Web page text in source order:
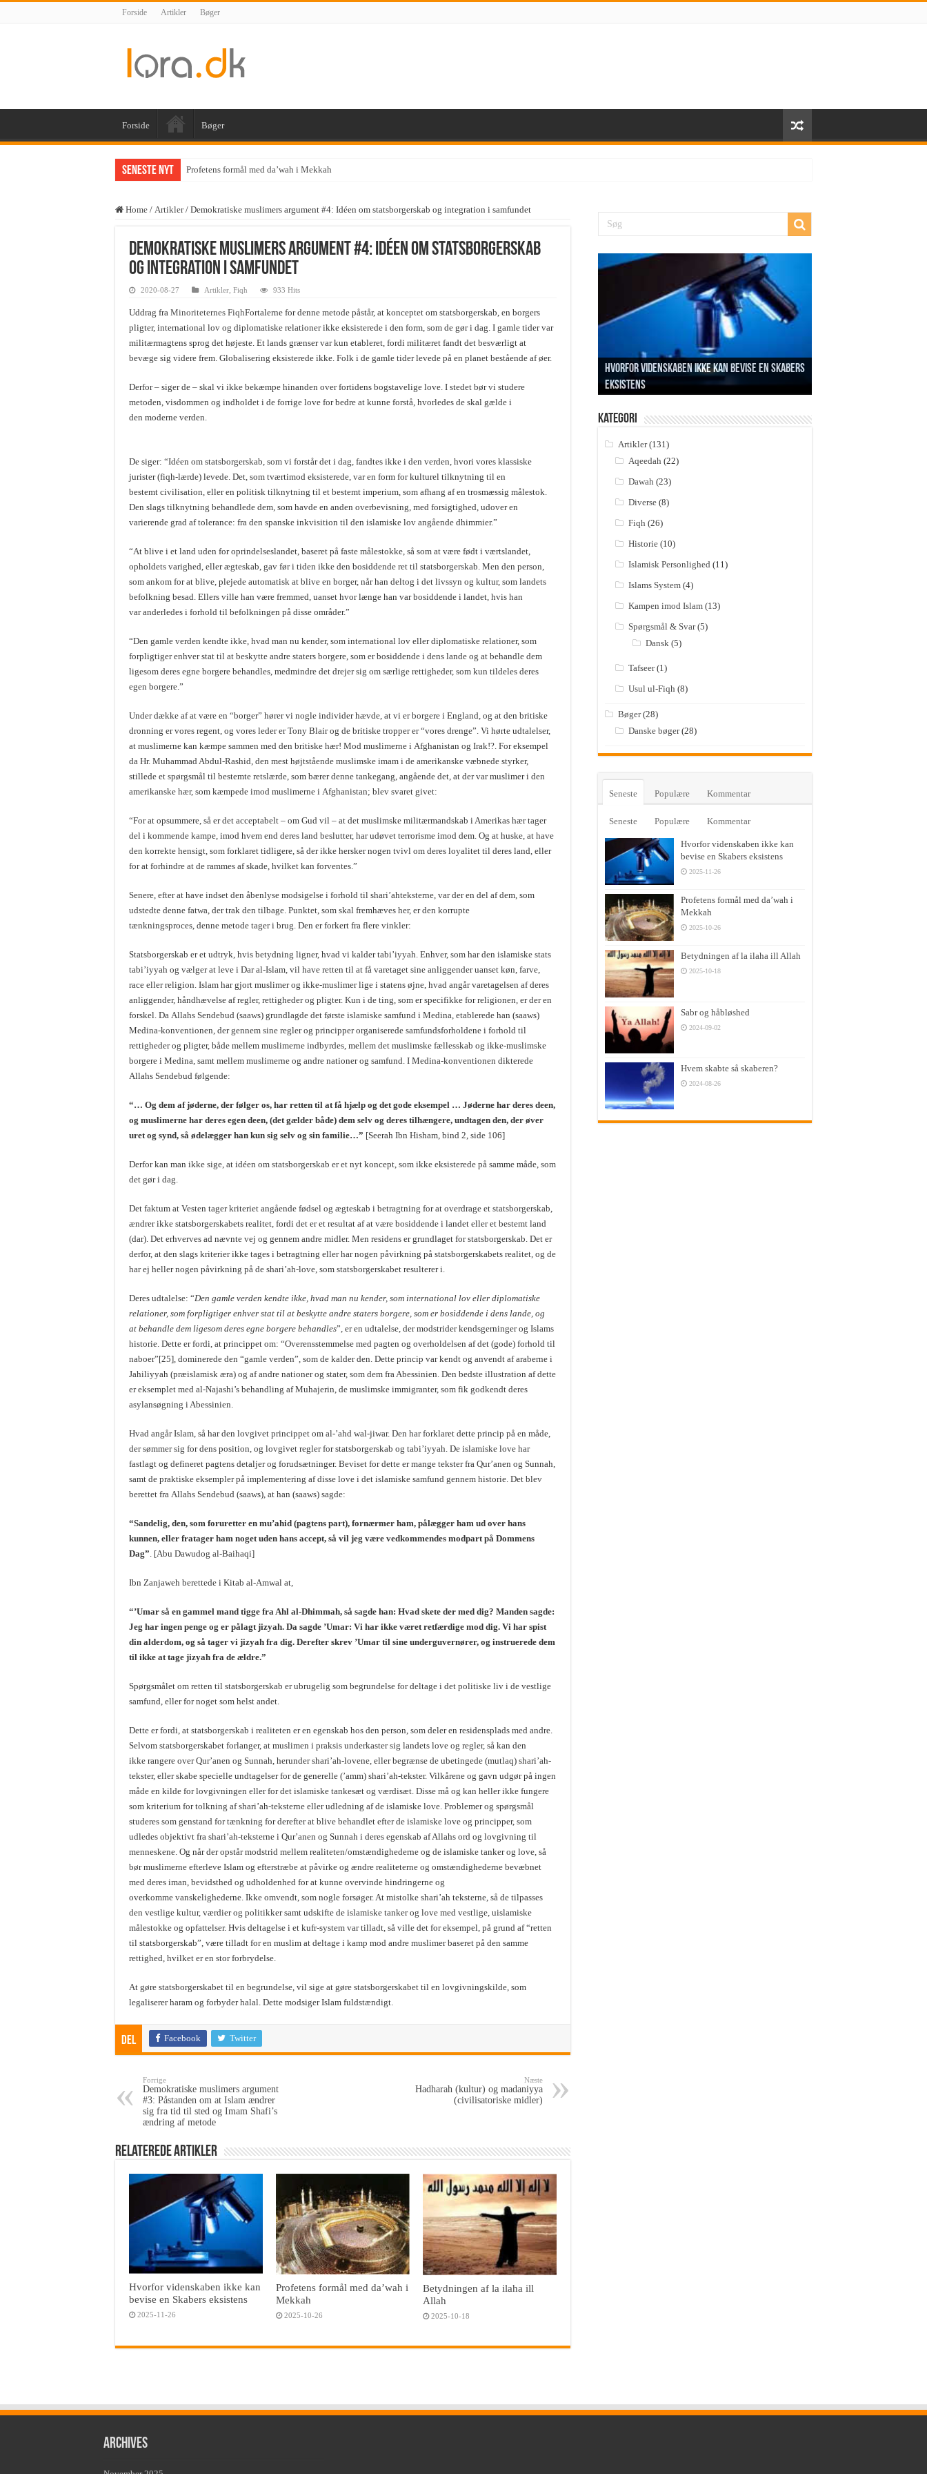
Forside Artikler Bøger
Forside Bøger
Seneste nyt Betydningen af la i
Home / Artikler / Demokratiske muslimers argument #4: Idéen om statsborgerskab og integration i samfundet
Demokratiske muslimers argument #4: Idéen om statsborgerskab
og integration i samfundet
2020-08-27 Artikler Fiqh 933 Hits
Uddrag fra Minoriteternes FiqhFortalerne for denne metode påstår, at konceptet om statsborgerskab, en borgers
pligter, international lov og diplomatiske relationer ikke eksisterede i den form, som de gør i dag. I gamle tider var
militærmagtens sprog det højeste. Et lands grænser var kun etableret, fordi militæret fandt det besværligt at
bevæge sig videre frem. Globalisering eksisterede ikke. Folk i de gamle tider levede på en planet bestående af øer.
Derfor – siger de – skal vi ikke bekæmpe hinanden over fortidens bogstavelige love. I stedet bør vi studere
metoden, visdommen og indholdet i de forrige love for bedre at kunne forstå, hvorledes de skal gælde i
den moderne verden.
De siger: “Idéen om statsborgerskab, som vi forstår det i dag, fandtes ikke i den verden, hvori vores klassiske
jurister (fiqh-lærde) levede. Det, som tværtimod eksisterede, var en form for kulturel tilknytning til en
bestemt civilisation, eller en politisk tilknytning til et bestemt imperium, som afhang af en trosmæssig målestok.
Den slags tilknytning behandlede dem, som havde en anden overbevisning, med forsigtighed, udover en
varierende grad af tolerance: fra den spanske inkvisition til den islamiske lov angående dhimmier.”
“At blive i et land uden for oprindelseslandet, baseret på faste målestokke, så som at være født i værtslandet,
opholdets varighed, eller ægteskab, gav før i tiden ikke den bosiddende ret til statsborgerskab. Men den person,
som ankom for at blive, plejede automatisk at blive en borger, når han deltog i det livssyn og kultur, som landets
befolkning besad. Ellers ville han være fremmed, uanset hvor længe han var bosiddende i landet, hvis han
var anderledes i forhold til befolkningen på disse områder.”
“Den gamle verden kendte ikke, hvad man nu kender, som international lov eller diplomatiske relationer, som
forpligtiger enhver stat til at beskytte andre staters borgere, som er bosiddende i dens lande og at behandle dem
ligesom deres egne borgere behandles, medmindre det drejer sig om særlige rettigheder, som kun tildeles deres
egen borgere.”
Under dække af at være en “borger” hører vi nogle individer hævde, at vi er borgere i England, og at den britiske
dronning er vores regent, og vores leder er Tony Blair og de britiske tropper er “vores drenge”. Vi hørte udtalelser,
at muslimerne kan kæmpe sammen med den britiske hær! Mod muslimerne i Afghanistan og Irak!?. For eksempel
da Hr. Muhammad Abdul-Rashid, den mest højtstående muslimske imam i de amerikanske væbnede styrker,
stillede et spørgsmål til bestemte retslærde, som bærer denne tankegang, angående det, at der var muslimer i den
amerikanske hær, som kæmpede imod muslimerne i Afghanistan; blev svaret givet:
“For at opsummere, så er det acceptabelt – om Gud vil – at det muslimske militærmandskab i Amerikas hær tager
del i kommende kampe, imod hvem end deres land beslutter, har udøvet terrorisme imod dem. Og at huske, at have
den korrekte hensigt, som forklaret tidligere, så der ikke hersker nogen tvivl om deres loyalitet til deres land, eller
for at forhindre at de rammes af skade, hvilket kan forventes.”
Senere, efter at have indset den åbenlyse modsigelse i forhold til shari’ahteksterne, var der en del af dem, som
udstedte denne fatwa, der trak den tilbage. Punktet, som skal fremhæves her, er den korrupte
tænkningsproces, denne metode tager i brug. Den er forkert fra flere vinkler:
Statsborgerskab er et udtryk, hvis betydning ligner, hvad vi kalder tabi’iyyah. Enhver, som har den islamiske stats
tabi’iyyah og vælger at leve i Dar al-Islam, vil have retten til at få varetaget sine anliggender uanset køn, farve,
race eller religion. Islam har gjort muslimer og ikke-muslimer lige i statens øjne, hvad angår varetagelsen af deres
anliggender, håndhævelse af regler, rettigheder og pligter. Kun i de ting, som er specifikke for religionen, er der en
forskel. Da Allahs Sendebud (saaws) grundlagde det første islamiske samfund i Medina, etablerede han (saaws)
Medina-konventionen, der gennem sine regler og principper organiserede samfundsforholdene i forhold til
rettigheder og pligter, både mellem muslimerne indbyrdes, mellem det muslimske fællesskab og ikke-muslimske
borgere i Medina, samt mellem muslimerne og andre nationer og samfund. I Medina-konventionen dikterede
Allahs Sendebud følgende:
“… Og dem af jøderne, der følger os, har retten til at få hjælp og det gode eksempel … Jøderne har deres deen,
og muslimerne har deres egen deen, (det gælder både) dem selv og deres tilhængere, undtagen den, der øver
uret og synd, så ødelægger han kun sig selv og sin familie…” [Seerah Ibn Hisham, bind 2, side 106]
Derfor kan man ikke sige, at idéen om statsborgerskab er et nyt koncept, som ikke eksisterede på samme måde, som
det gør i dag.
Det faktum at Vesten tager kriteriet angående fødsel og ægteskab i betragtning for at overdrage et statsborgerskab,
ændrer ikke statsborgerskabets realitet, fordi det er et resultat af at være bosiddende i landet eller et bestemt land
(dar). Det erhverves ad nævnte vej og gennem andre midler. Men residens er grundlaget for statsborgerskab. Det er
derfor, at den slags kriterier ikke tages i betragtning eller har nogen påvirkning på statsborgerskabets realitet, og de
har ej heller nogen påvirkning på de shari’ah-love, som statsborgerskabet resulterer i.
Deres udtalelse: “Den gamle verden kendte ikke, hvad man nu kender, som international lov eller diplomatiske
relationer, som forpligtiger enhver stat til at beskytte andre staters borgere, som er bosiddende i dens lande, og
at behandle dem ligesom deres egne borgere behandles”, er en udtalelse, der modstrider kendsgerninger og Islams
historie. Dette er fordi, at princippet om: “Overensstemmelse med pagten og overholdelsen af det (gode) forhold til
naboer”[25], dominerede den “gamle verden”, som de kalder den. Dette princip var kendt og anvendt af araberne i
Jahiliyyah (præislamisk æra) og af andre nationer og stater, som dem fra Abessinien. Den bedste illustration af dette
er eksemplet med al-Najashi’s behandling af Muhajerin, de muslimske immigranter, som fik godkendt deres
asylansøgning i Abessinien.
Hvad angår Islam, så har den lovgivet princippet om al-’ahd wal-jiwar. Den har forklaret dette princip på en måde,
der sømmer sig for dens position, og lovgivet regler for statsborgerskab og tabi’iyyah. De islamiske love har
fastlagt og defineret pagtens detaljer og forudsætninger. Beviset for dette er mange tekster fra Qur’anen og Sunnah,
samt de praktiske eksempler på implementering af disse love i det islamiske samfund gennem historie. Det blev
berettet fra Allahs Sendebud (saaws), at han (saaws) sagde:
“Sandelig, den, som foruretter en mu’ahid (pagtens part), fornærmer ham, pålægger ham ud over hans
kunnen, eller fratager ham noget uden hans accept, så vil jeg være vedkommendes modpart på Dommens
Dag”. [Abu Dawudog al-Baihaqi]
Ibn Zanjaweh berettede i Kitab al-Amwal at,
“’Umar så en gammel mand tigge fra Ahl al-Dhimmah, så sagde han: Hvad skete der med dig? Manden sagde:
Jeg har ingen penge og er pålagt jizyah. Da sagde ’Umar: Vi har ikke været retfærdige mod dig. Vi har spist
din alderdom, og så tager vi jizyah fra dig. Derefter skrev ’Umar til sine underguvernører, og instruerede dem
til ikke at tage jizyah fra de ældre.”
Spørgsmålet om retten til statsborgerskab er ubrugelig som begrundelse for deltage i det politiske liv i de vestlige
samfund, eller for noget som helst andet.
Dette er fordi, at statsborgerskab i realiteten er en egenskab hos den person, som deler en residensplads med andre.
Selvom statsborgerskabet forlanger, at muslimen i praksis underkaster sig landets love og regler, så kan den
ikke rangere over Qur’anen og Sunnah, herunder shari’ah-lovene, eller begrænse de ubetingede (mutlaq) shari’ah-
tekster, eller skabe specielle undtagelser for de generelle (’amm) shari’ah-tekster. Vilkårene og gavn udgør på ingen
måde en kilde for lovgivningen eller for det islamiske tankesæt og værdisæt. Disse må og kan heller ikke fungere
som kriterium for tolkning af shari’ah-teksterne eller udledning af de islamiske love. Problemer og spørgsmål
studeres som genstand for tænkning for derefter at blive behandlet efter de islamiske love og principper, som
udledes objektivt fra shari’ah-teksterne i Qur’anen og Sunnah i deres egenskab af Allahs ord og lovgivning til
menneskene. Og når der opstår modstrid mellem realiteten/omstændighederne og de islamiske tanker og love, så
bør muslimerne efterleve Islam og efterstræbe at påvirke og ændre realiteterne og omstændighederne bevæbnet
med deres iman, bevidsthed og udholdenhed for at kunne overvinde hindringerne og
overkomme vanskelighederne. Ikke omvendt, som nogle forsøger. At mistolke shari’ah teksterne, så de tilpasses
den vestlige kultur, værdier og politikker samt udskifte de islamiske tanker og love med vestlige, uislamiske
målestokke og opfattelser. Hvis deltagelse i et kufr-system var tilladt, så ville det for eksempel, på grund af “retten
til statsborgerskab”, være tilladt for en muslim at deltage i kamp mod andre muslimer baseret på den samme
rettighed, hvilket er en stor forbrydelse.
At gøre statsborgerskabet til en begrundelse, vil sige at gøre statsborgerskabet til en lovgivningskilde, som
legaliserer haram og forbyder halal. Dette modsiger Islam fuldstændigt.
Del Facebook Twitter
Forrige
Demokratiske muslimers argument
#3: Påstanden om at Islam ændrer
sig fra tid til sted og Imam Shafi’s
ændring af metode
Næste
Hadharah (kultur) og madaniyya
(civilisatoriske midler)
Relaterede Artikler
Hvorfor videnskaben ikke kan
bevise en Skabers eksistens
2025-11-26
Profetens formål med da’wah i
Mekkah
2025-10-26
Betydningen af la ilaha ill
Allah
2025-10-18
Hvorfor videnskaben ikke kan bevise en Skabers
eksistens
Profetens formål med da’wah i Mekkah
Betydningen af la ilaha ill Allah
Sabr og håbløshed
Hvem skabte så skaberen?
Kategori
Artikler(131)
Aqeedah (22)
Dawah (23)
Diverse(8)
Fiqh (26)
Historie(10)
Islamisk Personlighed(11)
Islams System(4)
Kampen imod Islam(13)
Spørgsmål & Svar(5)
Dansk(5)
Tafseer(1)
Usul ul-Fiqh (8)
Bøger(28)
Danske bøger(28)
Seneste Populære Kommentar
Seneste Populære Kommentar
Hvorfor videnskaben ikke kan
bevise en Skabers eksistens
2025-11-26
Profetens formål med da’wah i
Mekkah
2025-10-26
Betydningen af la ilaha ill Allah
2025-10-18
Sabr og håbløshed
2024-09-02
Hvem skabte så skaberen?
2024-08-26
Archives